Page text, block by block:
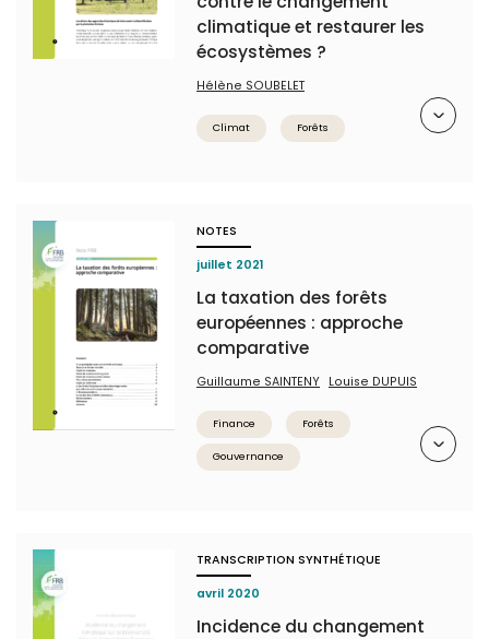
climatique et restaurer les
écosystèmes ?
Hélène SOUBELET
Climat Forêts
NOTES
juillet 2021
La taxation des forêts
européennes : approche
comparative
Guillaume SAINTENY Louise DUPUIS
Finance Forêts
Gouvernance
TRANSCRIPTION SYNTHÉTIQUE
avril 2020
Incidence du changement